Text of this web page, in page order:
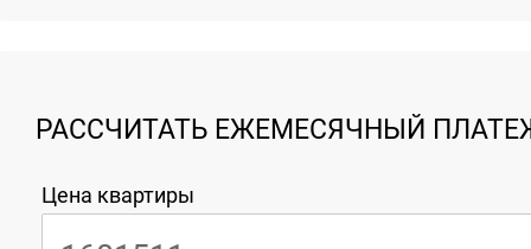
РАССЧИТАТЬ ЕЖЕМЕСЯЧНЫЙ
Цена квартиры